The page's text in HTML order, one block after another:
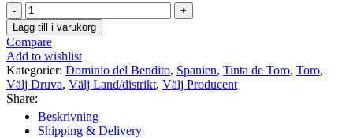
Dominio
Del
Bendito
DO
Toro
”El
Buen
Rollo”
mängd
Lägg till i varukorg
Compare
Add to wishlist
Kategorier: Dominio del Bendito, Spanien, Tinta de Toro, Toro,
Välj Druva, Välj Land/distrikt, Välj Producent
Share:
Beskrivning
Shipping & Delivery